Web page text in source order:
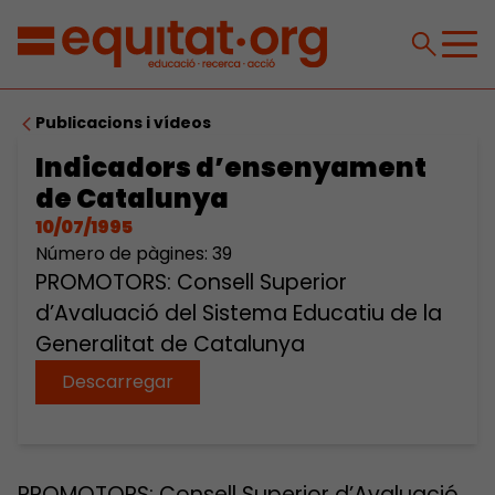
Publicacions i vídeos
Indicadors d’ensenyament
de Catalunya
10/07/1995
Número de pàgines: 39
PROMOTORS: Consell Superior
d’Avaluació del Sistema Educatiu de la
Generalitat de Catalunya
Descarregar